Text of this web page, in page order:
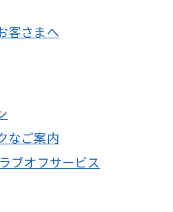
客さまへ
なご案内
ブオフサービス